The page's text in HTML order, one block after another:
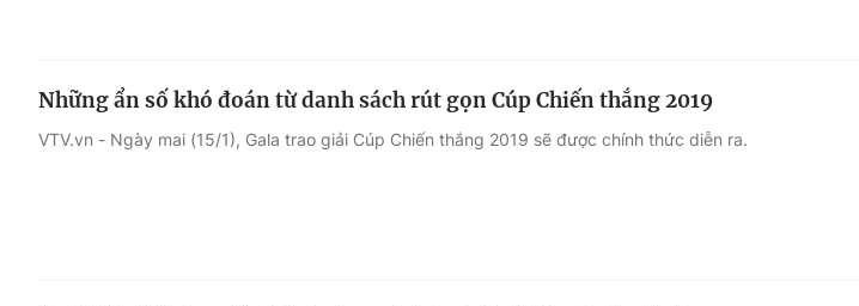
Điện ảnh
Âm nhạc
Du lịch
Làm đẹp
Tuyển sinh
Học trực tuyến
Những ẩn số khó đoán từ danh sách rút gọn Cúp Chiến thắng 2019
VTV.vn - Ngày mai (15/1), Gala trao giải Cúp Chiến thắng 2019 sẽ được chính thức diễn ra.